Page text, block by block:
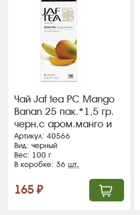
Чай Jaf tea PC Mango
Banan 25 пак.*1,5 гр.
черн.с аром.манго и
банана (36) (361)
Артикул: 40566
Вид: черный
Вес: 100 г
В коробке: 36шт.
165 ₽